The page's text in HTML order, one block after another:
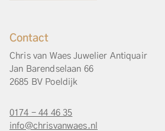
Contact
Chris van Waes Juwelier Antiquair
Jan Barendselaan 66
2685 BV Poeldijk
0174 - 44 46 35
info@chrisvanwaes.nl